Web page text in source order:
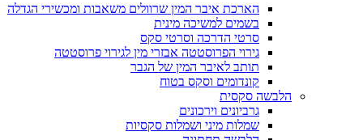
הארכת איבר המין שרוולים משאבות ומכשירי הגדלה
בשמים למשיכה מינית
סרטי הדרכה וסרטי סקס
גירוי הפרוסטטה אבזרי מין לגירוי פרוסטטה
תותב לאיבר המין של הגבר
קונדומים וסקס בטוח
הלבשה סקסית
גרביונים וירכונים
שמלות מיני ושמלות סקסיות